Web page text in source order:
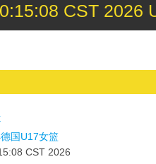
CST 2026
国U17女篮
CST 2026